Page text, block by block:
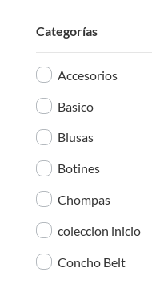
Categorías
Accesorios
Basico
Blusas
Botines
Chompas
coleccion inicio
Concho Belt